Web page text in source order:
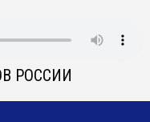
РОССИИ